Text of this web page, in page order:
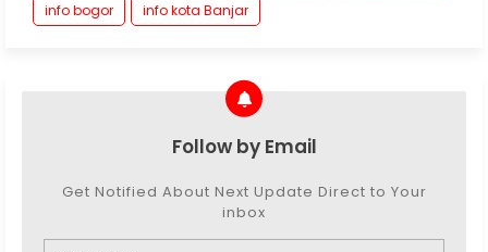
info bogor
info kota Banjar
Follow by Email
Get Notified About Next Update Direct to Your
inbox